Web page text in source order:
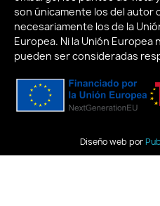
son únicamente los del autor
necesariamente los de la
Europea. Ni la Unión Europea
pueden ser consideradas
Diseño web por